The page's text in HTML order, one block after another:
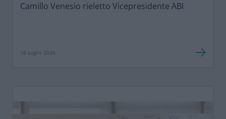
Camillo Venesio rieletto Vicepresidente ABI
16 Luglio 2026